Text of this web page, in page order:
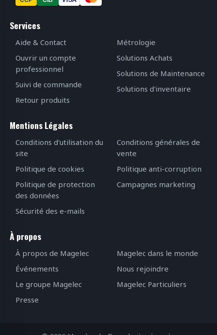
Services
Aide & Contact
Ouvrir un compte
professionnel
Suivi de commande
Retour produits
Métrologie
Solutions Achats
Solutions de Maintenance
Solutions d'inventaire
Mentions Légales
Conditions d'utilisation du
site
Politique de cookies
Politique de protection
des données
Sécurité des e-mails
Conditions générales de
vente
Politique anti-corruption
Campagnes marketing
À propos
À propos de Magelec
Événements
Le groupe Magelec
Presse
Magelec dans le monde
Nous rejoindre
Magelec Particuliers